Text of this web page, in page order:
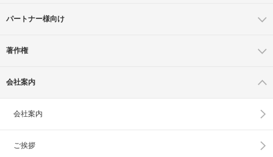
パートナー様向け
著作権
会社案内
会社案内
ご挨拶